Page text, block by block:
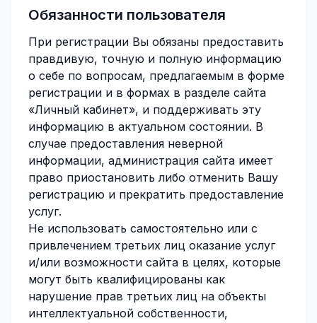
Обязанности пользователя
При регистрации Вы обязаны предоставить
правдивую, точную и полную информацию
о себе по вопросам, предлагаемым в форме
регистрации и в формах в разделе сайта
«Личный кабинет», и поддерживать эту
информацию в актуальном состоянии. В
случае предоставления неверной
информации, администрация сайта имеет
право приостановить либо отменить Вашу
регистрацию и прекратить предоставление
услуг.
Не использовать самостоятельно или с
привлечением третьих лиц оказание услуг
и/или возможности сайта в целях, которые
могут быть квалифицированы как
нарушение прав третьих лиц на объекты
интеллектуальной собственности,